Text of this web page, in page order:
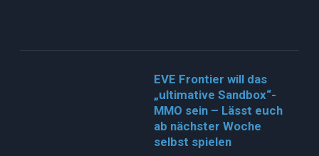
EVE Frontier will das
„ultimative Sandbox“-
MMO sein – Lässt euch
ab nächster Woche
selbst spielen